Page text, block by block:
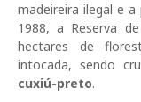
madeireira ilegal e
1988, a Reserva
hectares de
intocada, sendo
cuxiú-preto.